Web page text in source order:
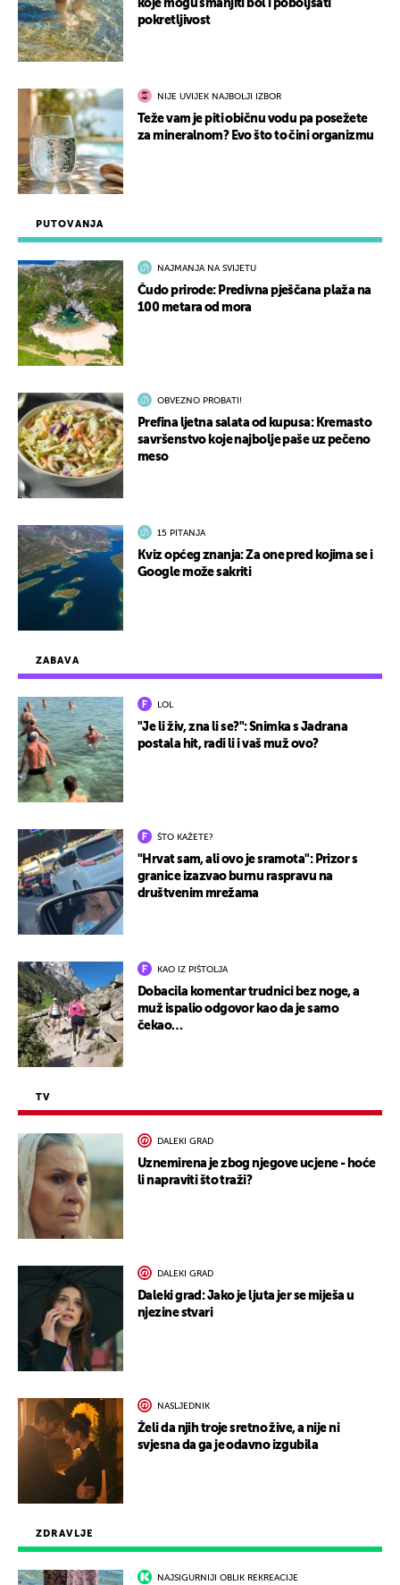
ZDRAVLJE
NAJSIGURNIJI OBLIK REKREACIJE
ZABAVA
LOL
"Je li živ, zna li se?": Snimka s Jadrana
postala hit, radi li i vaš muž ovo?
ŠTO KAŽETE?
"Hrvat sam, ali ovo je sramota": Prizor s
granice izazvao burnu raspravu na
društvenim mrežama
KAO IZ PIŠTOLJA
Dobacila komentar trudnici bez noge, a
muž ispalio odgovor kao da je samo
čekao…
TV
DALEKI GRAD
Uznemirena je zbog njegove ucjene - hoće
li napraviti što traži?
DALEKI GRAD
Daleki grad: Jako je ljuta jer se miješa u
njezine stvari
NASLJEDNIK
Želi da njih troje sretno žive, a nije ni
svjesna da ga je odavno izgubila
PUTOVANJA
NAJMANJA NA SVIJETU
Čudo prirode: Predivna pješčana plaža na
100 metara od mora
OBVEZNO PROBATI!
Prefina ljetna salata od kupusa: Kremasto
savršenstvo koje najbolje paše uz pečeno
meso
15 PITANJA
Kviz općeg znanja: Za one pred kojima se i
Google može sakriti
koje mogu smanjiti bol i poboljšati
pokretljivost
NIJE UVIJEK NAJBOLJI IZBOR
Teže vam je piti običnu vodu pa posežete
za mineralnom? Evo što to čini organizmu